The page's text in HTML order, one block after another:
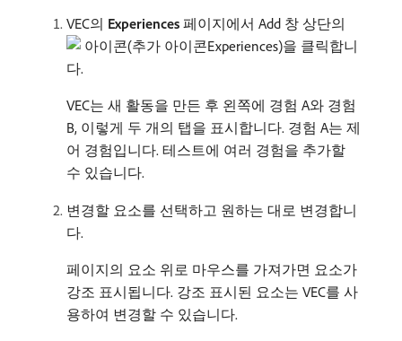
VEC의 Experiences 페이지에서 Add 창 상단의
추가 아이콘Experiences)을 클릭합니
다.
VEC는 새 활동을 만든 후 왼쪽에 경험 A와 경험
B, 이렇게 두 개의 탭을 표시합니다. 경험 A는 제
어 경험입니다. 테스트에 여러 경험을 추가할
수 있습니다.
변경할 요소를 선택하고 원하는 대로 변경합니
다.
페이지의 요소 위로 마우스를 가져가면 요소가
강조 표시됩니다. 강조 표시된 요소는 VEC를 사
용하여 변경할 수 있습니다.